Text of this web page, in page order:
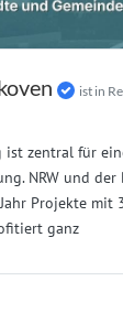
ist in
ist zentral für
NRW und der
Projekte mit
ganz